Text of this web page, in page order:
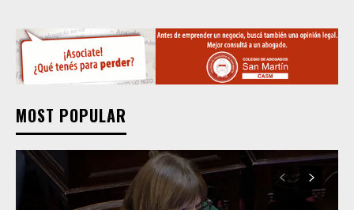
MOST POPULAR